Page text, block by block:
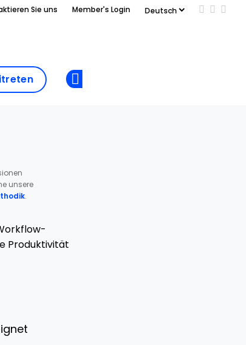
Sie uns Member's Login Add us
Follow
unsere
.
Produktivität